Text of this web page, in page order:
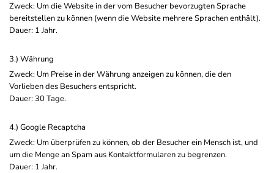
Zweck: Um die Website in der vom Besucher bevorzugten Sprache
bereitstellen zu können (wenn die Website mehrere Sprachen enthält).
Dauer: 1 Jahr.
3.) Währung
Zweck: Um Preise in der Währung anzeigen zu können, die den
Vorlieben des Besuchers entspricht.
Dauer: 30 Tage.
4.) Google Recaptcha
Zweck: Um überprüfen zu können, ob der Besucher ein Mensch ist, und
um die Menge an Spam aus Kontaktformularen zu begrenzen.
Dauer: 1 Jahr.